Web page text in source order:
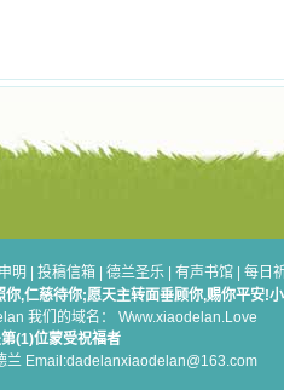
明 投稿信箱 德兰圣乐 有声书馆
每日
,仁慈待你;愿天主转面垂顾你,赐你平安!
我们的域名： Www.xiaodelan.Love
(1)位蒙受祝福者
兰 Email:dadelanxiaodelan@163.com